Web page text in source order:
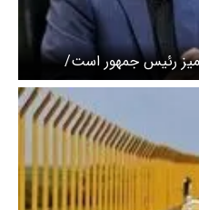
میز رئیس جمهور است/
نداریم